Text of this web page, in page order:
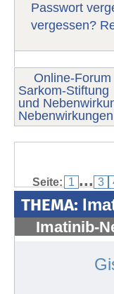
Passwort
vergessen?
Online-Forum
Sarkom-Stiftung
und
Nebenwirkungen
Seite: 1 ... 3
THEMA:
Imatinib-